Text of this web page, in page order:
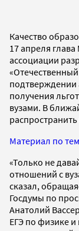
Качество
17 апреля
ассоциации
подтверждении
получения
вузами. В
Материал по
«Только не
отношений с
сказал,
Госдумы по
Анатолий
ЕГЭ по физике